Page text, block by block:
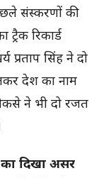
संस्करणों की
रिकार्ड
प्रताप सिंह ने दो
देश का नाम
ने भी दो रजत
दिखा असर